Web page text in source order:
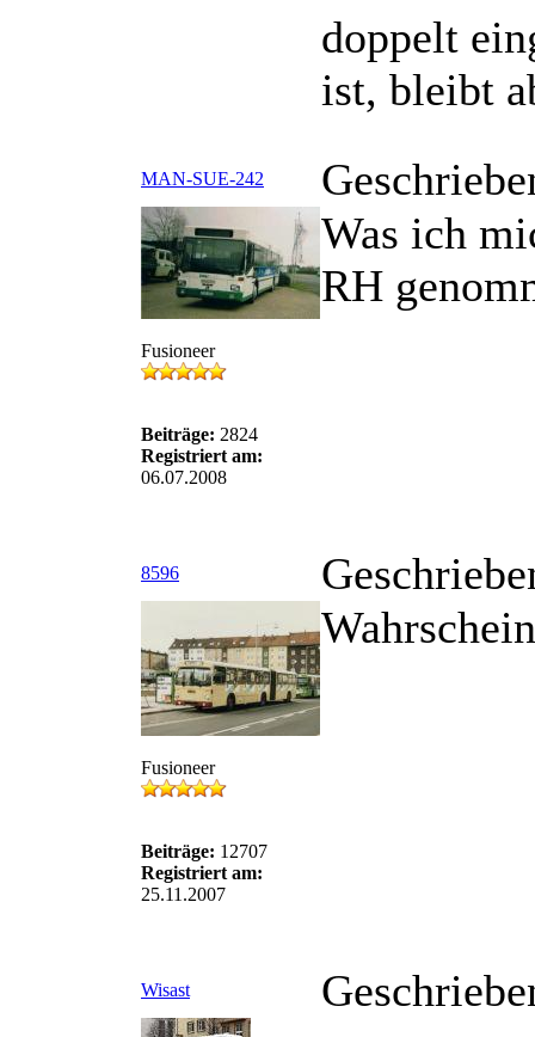
doppelt
ist, bleibt
MAN-SUE-242
Fusioneer
Beiträge: 2824
Registriert am:
06.07.2008
Was ich
RH
8596
Fusioneer
Beiträge: 12707
Registriert am:
25.11.2007
Wisast